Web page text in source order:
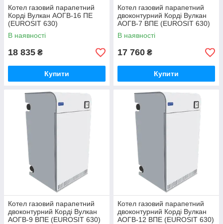
Котел газовий парапетний
Корді Вулкан АОГВ-16 ПЕ
(EUROSIT 630)
В наявності
18 835 ₴
Купити
Котел газовий парапетний
двоконтурний Корді Вулкан
АОГВ-7 ВПЕ (EUROSIT 630)
В наявності
17 760 ₴
Купити
Котел газовий парапетний
двоконтурний Корді Вулкан
АОГВ-9 ВПЕ (EUROSIT 630)
Котел газовий парапетний
двоконтурний Корді Вулкан
АОГВ-12 ВПЕ (EUROSIT 630)